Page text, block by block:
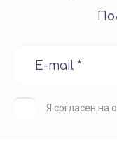
Я согласен на